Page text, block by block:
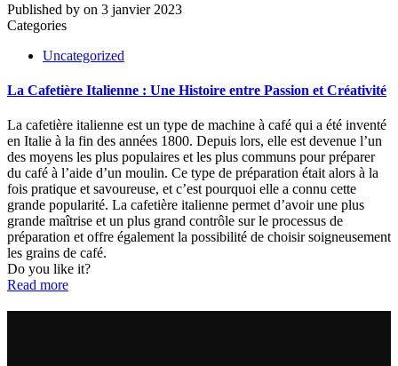
Published by on 3 janvier 2023
Categories
Uncategorized
La Cafetière Italienne : Une Histoire entre Passion et Créativité
La cafetière italienne est un type de machine à café qui a été inventé
en Italie à la fin des années 1800. Depuis lors, elle est devenue l’un
des moyens les plus populaires et les plus communs pour préparer
du café à l’aide d’un moulin. Ce type de préparation était alors à la
fois pratique et savoureuse, et c’est pourquoi elle a connu cette
grande popularité. La cafetière italienne permet d’avoir une plus
grande maîtrise et un plus grand contrôle sur le processus de
préparation et offre également la possibilité de choisir soigneusement
les grains de café.
Do you like it?
Read more